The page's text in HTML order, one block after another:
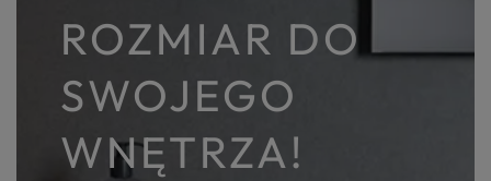
ROZMIAR DO
SWOJEGO
WNĘTRZA!